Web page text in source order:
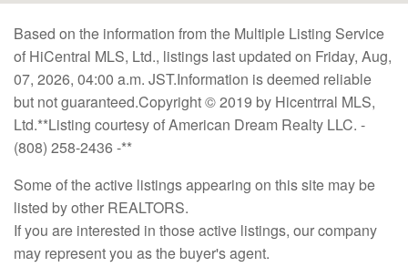
Based on the information from the Multiple Listing Service
of HiCentral MLS, Ltd., listings last updated on Friday, Aug,
07, 2026, 04:00 a.m. JST.Information is deemed reliable
but not guaranteed.Copyright © 2019 by Hicentrral MLS,
Ltd.**Listing courtesy of American Dream Realty LLC. -
(808) 258-2436 -**
Some of the active listings appearing on this site may be
listed by other REALTORS.
If you are interested in those active listings, our company
may represent you as the buyer's agent.